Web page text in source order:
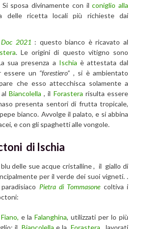
Si sposa divinamente con ilconiglio alla
delle ricetta locali più richieste dai
Doc 2021 : questo bianco è ricavato al
. Le origini di questo vitigno sono
sua presenza a Ischia è attestata dal
essere un “forestiero” , si è ambientato
che esso attecchisca solamente a
Biancolella , il Forastera risulta essere
presenta sentori di frutta tropicale,
bianco. Avvolge il palato, e si abbina
e con gli spaghetti alle vongole.
di Ischia
delle sue acque cristalline , il giallo di
per il verde dei suoi vigneti. .
Pietra di Tommasonecoltiva i
Fiano, e laFalanghina, utilizzati per lo più